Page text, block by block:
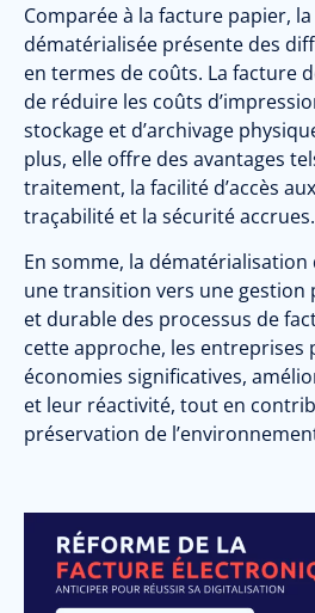
Comparée à la facture papier,
dématérialisée présente des
en termes de coûts. La facture
de réduire les coûts
stockage et d’archivage
plus, elle offre des avantages
traitement, la facilité d’accès
traçabilité et la sécurité accrues.
En somme, la
une transition vers une gestion
et durable des processus de
cette approche, les entreprises
économies significatives,
et leur réactivité, tout en
préservation de